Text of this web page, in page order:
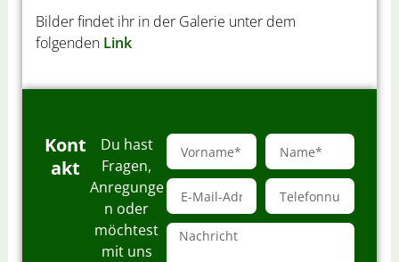
Bilder findet ihr in der Galerie unter dem
folgenden Link
Kont
akt
Du hast
Fragen,
Anregunge
n oder
möchtest
mit uns
V
o
r
a
m
N
a
m
E
-
M
T
e
l
N